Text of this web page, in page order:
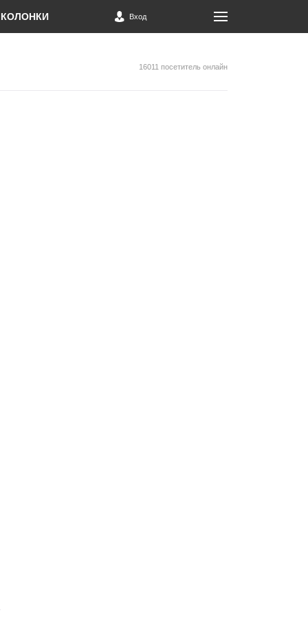
КОЛОНКИ Вход
16011 посетитель онлайн